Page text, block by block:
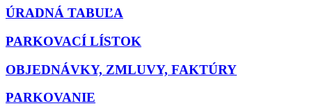
ÚRADNÁ TABUĽA
PARKOVACÍ LÍSTOK
OBJEDNÁVKY, ZMLUVY, FAKTÚRY
PARKOVANIE